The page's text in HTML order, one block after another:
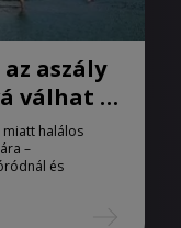
aszály
válhat a
miatt halálos
–
és